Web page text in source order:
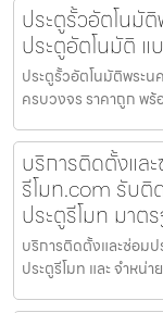
ประตูรั้วอัตโนมั
ประตูอัตโนมัติ แ
ประตูรั้วอัตโนมัติพระ
ครบวงจร ราคาถูก พร้
บริการติดตั้งแล
รีโมท.com รับติ
ประตูรีโมท มาต
บริการติดตั้งและซ่อม
ประตูรีโมท และ จำหน่